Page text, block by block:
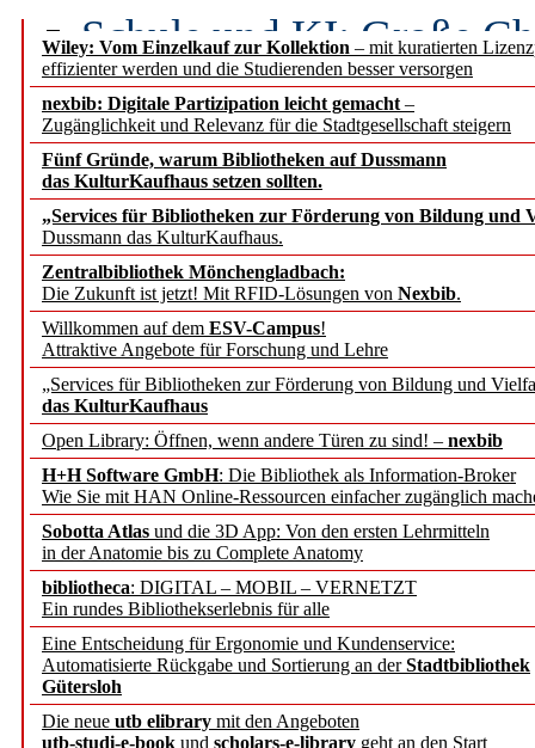
Wiley: Vom Einzelkauf zur Kollektion – mit kuratierten
effizienter werden und die Studierenden besser versorgen
nexbib: Digitale Partizipation leicht gemacht –
Zugänglichkeit und Relevanz für die Stadtgesellschaft steigern
Fünf Gründe, warum Bibliotheken auf Dussmann
das KulturKaufhaus setzen sollten.
„Services für Bibliotheken zur Förderung von Bildung und
Dussmann das KulturKaufhaus.
Zentralbibliothek Mönchengladbach:
Die Zukunft ist jetzt! Mit RFID-Lösungen von Nexbib.
Willkommen auf dem ESV-Campus!
Attraktive Angebote für Forschung und Lehre
„Services für Bibliotheken zur Förderung von Bildung und
das KulturKaufhaus
Open Library: Öffnen, wenn andere Türen zu sind! – nexbib
H+H Software GmbH: Die Bibliothek als Information-Broker
Wie Sie mit HAN Online-Ressourcen einfacher zugänglich
Sobotta Atlas und die 3D App: Von den ersten Lehrmitteln
in der Anatomie bis zu Complete Anatomy
bibliotheca: DIGITAL – MOBIL – VERNETZT
Ein rundes Bibliothekserlebnis für alle
Eine Entscheidung für Ergonomie und Kundenservice:
Automatisierte Rückgabe und Sortierung an derStadtbibliothek
Gütersloh
Die neue utb elibrary mit den Angeboten
utb-studi-e-book und scholars-e-library geht an den Start
Schule und KI: Große
Voraussetzungen
Erfolgreiches erstes
Segment Research –
angepasst
konstruktiv!
Mohr Siebeck
und die Zeitschrift für
Francke Attempto
EBSCO Information
Recherchefunktionen in
Sorbisches Institut neu
Geschichte und